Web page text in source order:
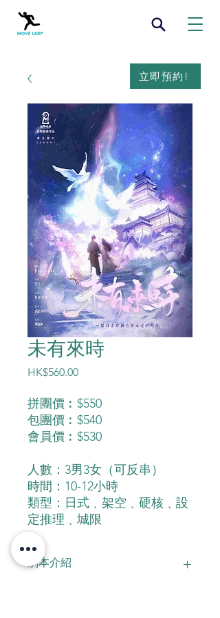
未有來時
HK$560.00價
拼團價︰$550
包團價︰$540
會員價︰$530
人數：3男3女（可反串）
時間：10-12小時
類型：日式﹑架空﹑硬核﹑設
定推理﹑城限
劇本介紹
立即預約!